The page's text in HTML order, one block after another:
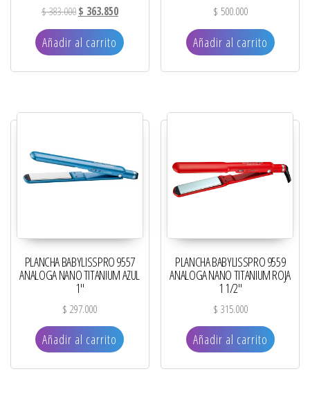
$383.000El precio original era: $ 383.000.
$ 363.850El precio actual es: $ 363.850.
Añadir al carrito
$ 500.000
Añadir al carrito
PLANCHA BABYLISSPRO 9557
ANALOGA NANO TITANIUM AZUL
1″
$ 297.000
Añadir al carrito
PLANCHA BABYLISSPRO 9559
ANALOGA NANO TITANIUM ROJA
1 1/2″
$ 315.000
Añadir al carrito